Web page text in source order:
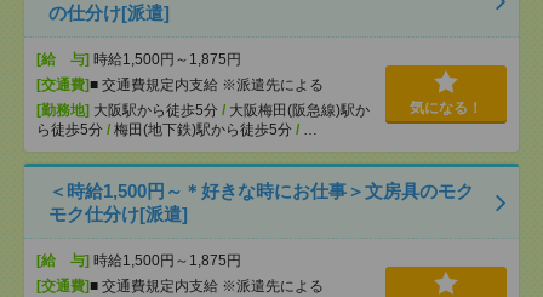
の仕分け[派遣]
[給 与] 時給1,500円～1,875円
[交通費]■ 交通費規定内支給 ※派遣先による
[勤務地] 大阪駅から徒歩5分 / 大阪梅田(阪急線)駅か
ら徒歩5分 / 梅田(地下鉄)駅から徒歩5分 / …
気になる！
＜時給1,500円～＊好きな時にお仕事＞文房具のモク
モク仕分け[派遣]
[給 与] 時給1,500円～1,875円
[交通費]■ 交通費規定内支給 ※派遣先による